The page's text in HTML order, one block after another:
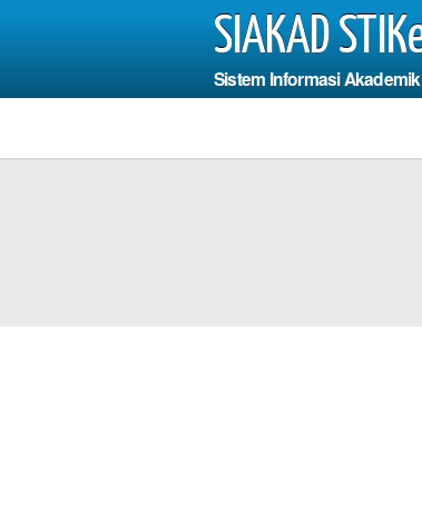
SIAKAD
Sistem Informasi